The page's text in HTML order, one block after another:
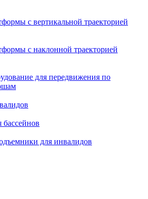
с вертикальной траекторией
с наклонной траекторией
для передвижения по
для инвалидов